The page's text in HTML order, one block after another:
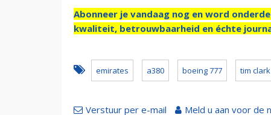
Abonneer je vandaag nog en word
kwaliteit, betrouwbaarheid en échte
emirates a380 boeing 777 tim clark
Verstuur per e-mail Meld u aan voor de